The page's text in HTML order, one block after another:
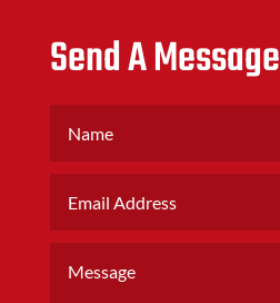
Send A Message